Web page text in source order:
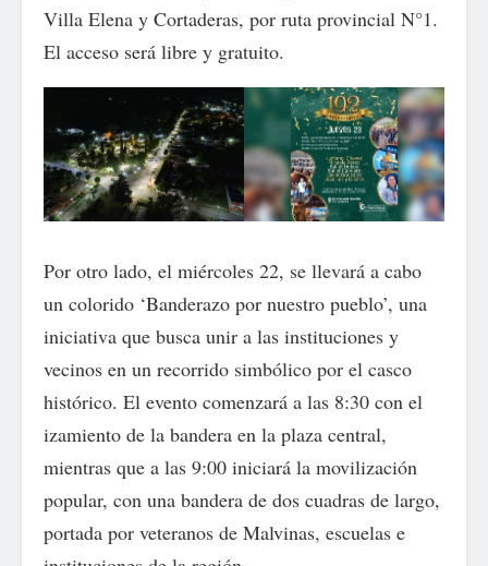
Villa Elena y Cortaderas, por ruta provincial N°1.
El acceso será libre y gratuito.
Por otro lado, el miércoles 22, se llevará a cabo
un colorido ‘Banderazo por nuestro pueblo’, una
iniciativa que busca unir a las instituciones y
vecinos en un recorrido simbólico por el casco
histórico. El evento comenzará a las 8:30 con el
izamiento de la bandera en la plaza central,
mientras que a las 9:00 iniciará la movilización
popular, con una bandera de dos cuadras de largo,
portada por veteranos de Malvinas, escuelas e